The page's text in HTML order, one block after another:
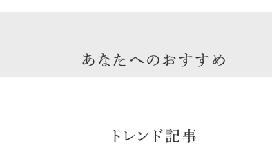
あなたへのおすすめ
トレンド記事